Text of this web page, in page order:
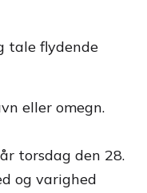
tale flydende
eller omegn.
torsdag den 28.
og varighed